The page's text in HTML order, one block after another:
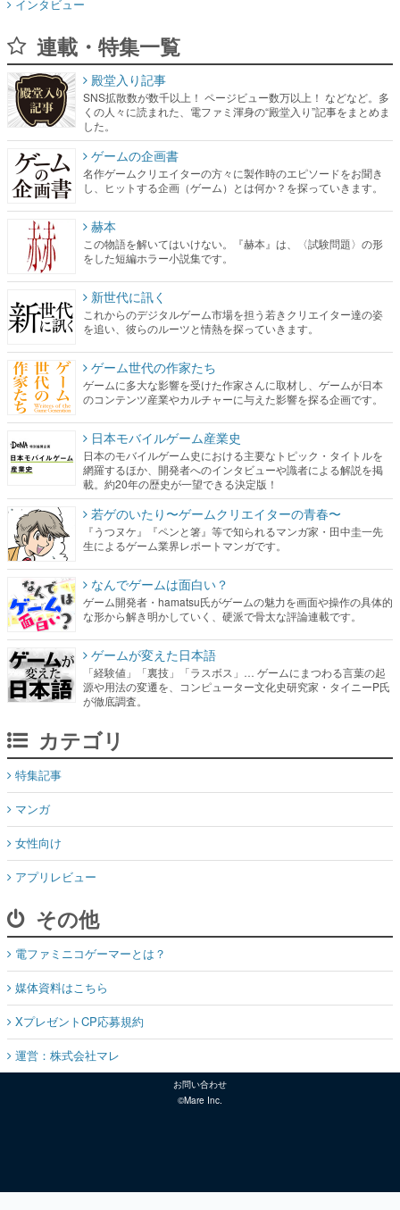
インタビュー
連載・特集一覧
殿堂入り記事
SNS拡散数が数千以上！ ページビュー数万以上！ などなど。多
くの人々に読まれた、電ファミ渾身の“殿堂入り”記事をまとめま
した。
ゲームの企画書
名作ゲームクリエイターの方々に製作時のエピソードをお聞き
し、ヒットする企画（ゲーム）とは何か？を探っていきます。
赫本
この物語を解いてはいけない。『赫本』は、〈試験問題〉の形
をした短編ホラー小説集です。
新世代に訊く
これからのデジタルゲーム市場を担う若きクリエイター達の姿
を追い、彼らのルーツと情熱を探っていきます。
ゲーム世代の作家たち
ゲームに多大な影響を受けた作家さんに取材し、ゲームが日本
のコンテンツ産業やカルチャーに与えた影響を探る企画です。
日本モバイルゲーム産業史
日本のモバイルゲーム史における主要なトピック・タイトルを
網羅するほか、開発者へのインタビューや識者による解説を掲
載。約20年の歴史が一望できる決定版！
若ゲのいたり〜ゲームクリエイターの青春〜
『うつヌケ』『ペンと箸』等で知られるマンガ家・田中圭一先
生によるゲーム業界レポートマンガです。
なんでゲームは面白い？
ゲーム開発者・hamatsu氏がゲームの魅力を画面や操作の具体的
な形から解き明かしていく、硬派で骨太な評論連載です。
ゲームが変えた日本語
「経験値」「裏技」「ラスボス」… ゲームにまつわる言葉の起
源や用法の変遷を、コンピューター文化史研究家・タイニーP氏
が徹底調査。
カテゴリ
特集記事
マンガ
女性向け
アプリレビュー
その他
電ファミニコゲーマーとは？
媒体資料はこちら
XプレゼントCP応募規約
運営：株式会社マレ
お問い合わせ
©Mare Inc.